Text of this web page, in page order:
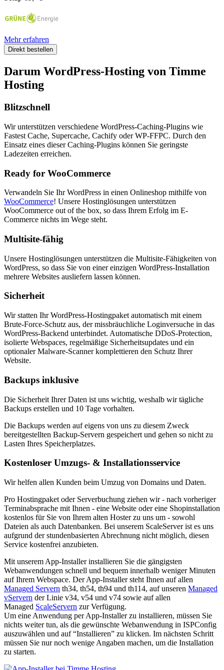
Mehr erfahren
Direkt bestellen
Darum WordPress-Hosting von Timme
Hosting
Blitzschnell
Wir unterstützen verschiedene WordPress-Caching-Plugins wie
Fastest Cache, Supercache, Cachify oder WP-FFPC. Durch den
Einsatz eines dieser Caching-Plugins können Sie geringste
Ladezeiten erreichen.
Ready for WooCommerce
Verwandeln Sie Ihr WordPress in einen Onlineshop mithilfe von
WooCommerce! Unsere Hostinglösungen unterstützen
WooCommerce out of the box, so dass Ihrem Erfolg im E-
Commerce nichts im Wege steht.
Multisite-fähig
Unsere Hostinglösungen unterstützen die Multisite-Fähigkeiten von
WordPress, so dass Sie von einer einzigen WordPress-Installation
mehrere Websites ausliefern lassen können.
Sicherheit
Wir statten Ihr WordPress-Hostingpaket automatisch mit einem
Brute-Force-Schutz aus, der missbräuchliche Loginversuche in das
WordPress-Backend unterbindet. Automatische DDoS-Protection,
isolierte Webspaces, regelmäßige Sicherheitsupdates und ein
optionaler Malware-Scanner komplettieren den Schutz Ihrer
Website.
Backups inklusive
Die Sicherheit Ihrer Daten ist uns wichtig, weshalb wir tägliche
Backups erstellen und 10 Tage vorhalten.
Die Backups werden auf eigens von uns zu diesem Zweck
bereitgestellten Backup-Servern gespeichert und gehen so nicht zu
Lasten Ihres Speicherplatzes.
Kostenloser Umzugs- & Installationsservice
Wir helfen allen Kunden beim Umzug von Domains und Daten.
Pro Hostingpaket oder Serverbuchung ziehen wir - nach vorheriger
Terminabsprache mit Ihnen - eine Website oder eine Shopinstallation
kostenlos für Sie von Ihrem alten Hoster zu uns um - sowohl
Dateien als auch Datenbanken. Bei unserem ScaleServer ist es uns
aufgrund der stundenbasierten Abrechnung nicht möglich, diesen
Service kostenfrei anzubieten.
Mit unserem App-Installer installieren Sie die gängigsten
Webanwendungen schnell und bequem innerhalb weniger Minuten
auf Ihrem Webspace. Der App-Installer steht Ihnen auf allen
Managed Servern th34, th54, th94 und th114, auf unseren Managed
vServern der Linie v34, v54 und v74 sowie auf allen
Managed ScaleServern zur Verfügung.
Um eine Anwendung per App-Installer zu installieren, müssen Sie
nichts weiter tun, als die gewünschte Webanwendung in ISPConfig
auszuwählen und auf “Installieren” zu klicken. Im nächsten Schritt
müssen Sie nur noch wenige Angaben machen, um die Installation
zu starten.